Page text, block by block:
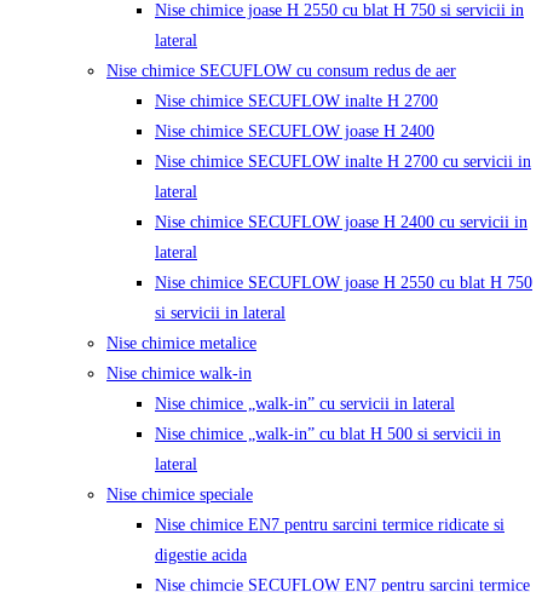
Nise chimice joase H 2550 cu blat H 750 si servicii in
lateral
Nise chimice SECUFLOW cu consum redus de aer
Nise chimice SECUFLOW inalte H 2700
Nise chimice SECUFLOW joase H 2400
Nise chimice SECUFLOW inalte H 2700 cu servicii in
lateral
Nise chimice SECUFLOW joase H 2400 cu servicii in
lateral
Nise chimice SECUFLOW joase H 2550 cu blat H 750
si servicii in lateral
Nise chimice metalice
Nise chimice walk-in
Nise chimice „walk-in” cu servicii in lateral
Nise chimice „walk-in” cu blat H 500 si servicii in
lateral
Nise chimice speciale
Nise chimice EN7 pentru sarcini termice ridicate si
digestie acida
Nise chimcie SECUFLOW EN7 pentru sarcini termice